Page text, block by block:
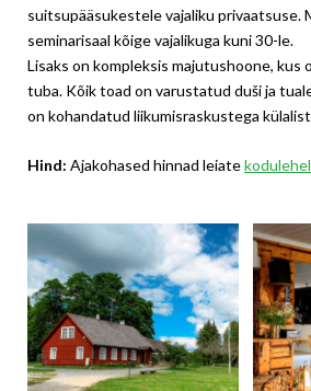
suitsupääsukestele vajaliku privaatsuse.
seminarisaal kõige vajalikuga kuni 30-le.
Lisaks on kompleksis majutushoone, kus
tuba. Kõik toad on varustatud duši ja
on kohandatud liikumisraskustega
Hind: Ajakohased hinnad leiate